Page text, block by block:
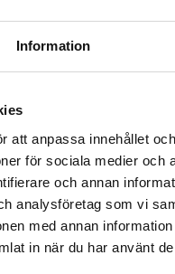
Information
att anpassa innehållet
för sociala medier och
och annan
analysföretag som vi
med annan
in när du har använt
Vaunut säiliöille 2 x
21-29L
60L
Vaunut säiliöille 2 x
90 L
Vaunut säiliöille